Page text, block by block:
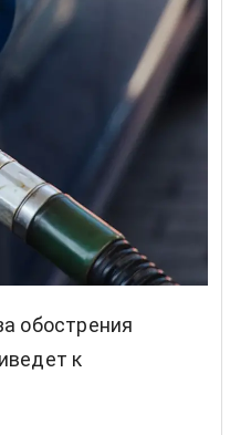
обострения
к